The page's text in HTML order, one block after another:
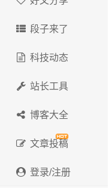
段子来了
科技动态
站长工具
博客大全
文章投稿
登录/注册